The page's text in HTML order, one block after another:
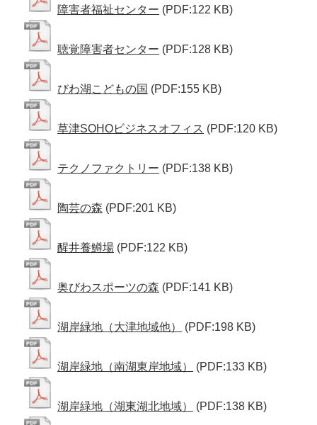
障害者福祉センター (PDF:122 KB)
聴覚障害者センター (PDF:128 KB)
びわ湖こどもの国 (PDF:155 KB)
草津SOHOビジネスオフィス (PDF:120 KB)
テクノファクトリー (PDF:138 KB)
陶芸の森 (PDF:201 KB)
醒井養鱒場 (PDF:122 KB)
奥びわスポーツの森 (PDF:141 KB)
湖岸緑地（大津地域他） (PDF:198 KB)
湖岸緑地（南湖東岸地域） (PDF:133 KB)
湖岸緑地（湖東湖北地域） (PDF:138 KB)